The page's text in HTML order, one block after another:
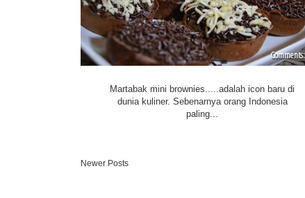
Martabak mini brownies.....adalah icon baru di
dunia kuliner. Sebenarnya orang Indonesia
paling...
Newer Posts